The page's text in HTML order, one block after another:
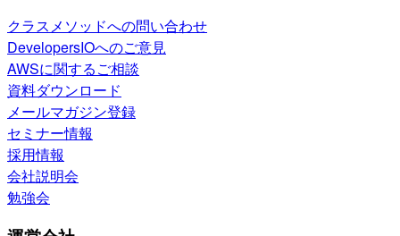
クラスメソッドへの問い合わせ
DevelopersIOへのご意見
AWSに関するご相談
資料ダウンロード
メールマガジン登録
セミナー情報
採用情報
会社説明会
勉強会